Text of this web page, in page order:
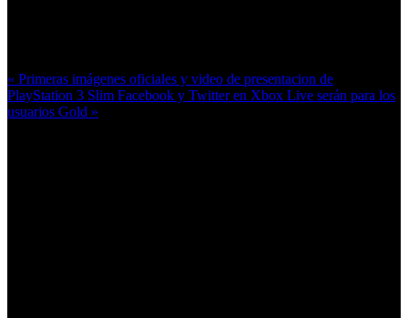
« Primeras imágenes oficiales y video de presentacion de
PlayStation 3 Slim Facebook y Twitter en Xbox Live serán para los
usuarios Gold »